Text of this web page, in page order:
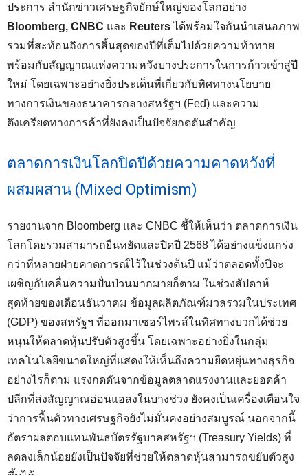
ประการ สำนักข่าวเศรษฐกิจยักษ์ใหญ่ของโลกอย่าง
Bloomberg, CNBC และ Reutersได้พร้อมใจกันนำเสนอภาพ
รวมที่สะท้อนถึงการสิ้นสุดของปีที่เต็มไปด้วยความท้าทาย
พร้อมกับสัญญาณแห่งความหวังบางประการในการก้าวเข้าสู่ปี
ใหม่ โดยเฉพาะอย่างยิ่งประเด็นที่เกี่ยวกับทิศทางนโยบาย
ทางการเงินของธนาคารกลางสหรัฐฯ (Fed) และความ
ตึงเครียดทางการค้าที่ยังคงเป็นปัจจัยกดดันสำคัญ
ตลาดการเงินโลกปิดปีด้วยความคาดหวังที่
ผสมผสาน (Mixed Optimism)
รายงานจาก Bloomberg และ CNBC ชี้ให้เห็นว่า ตลาดการเงิน
โลกโดยรวมสามารถยืนหยัดและปิดปี 2568 ได้อย่างแข็งแกร่ง
กว่าที่หลายฝ่ายคาดการณ์ไว้ในช่วงต้นปี แม้ว่าตลอดทั้งปีจะ
เผชิญกับคลื่นความปั่นป่วนมากมายก็ตาม ในช่วงสัปดาห์
สุดท้ายของเดือนธันวาคม ข้อมูลผลิตภัณฑ์มวลรวมในประเทศ
(GDP) ของสหรัฐฯ ที่ออกมาเซอร์ไพรส์ในทิศทางบวกได้ช่วย
หนุนให้ตลาดหุ้นปรับตัวสูงขึ้น โดยเฉพาะอย่างยิ่งในกลุ่ม
เทคโนโลยีขนาดใหญ่ที่แสดงให้เห็นถึงความยืดหยุ่นทางธุรกิจ
อย่างไรก็ตาม แรงกดดันจากข้อมูลตลาดแรงงานและยอดค้า
ปลีกที่ส่งสัญญาณอ่อนแอลงในบางช่วง ยังคงเป็นเครื่องเตือนใจ
ว่าการฟื้นตัวทางเศรษฐกิจยังไม่มั่นคงอย่างสมบูรณ์ นอกจากนี้
อัตราผลตอบแทนพันธบัตรรัฐบาลสหรัฐฯ (Treasury Yields) ที่
ลดลงเล็กน้อยยังเป็นปัจจัยที่ช่วยให้ตลาดหุ้นสามารถขยับตัวสูง